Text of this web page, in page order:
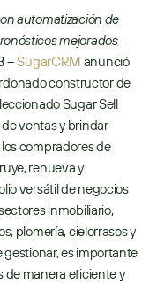
automatización de
mejorados
– SugarCRM anunció
constructor de
Sugar Sell
ventas y brindar
compradores de
renueva y
versátil de negocios
inmobiliario,
plomería, cielorrasos y
gestionar, es importante
de manera eficiente y